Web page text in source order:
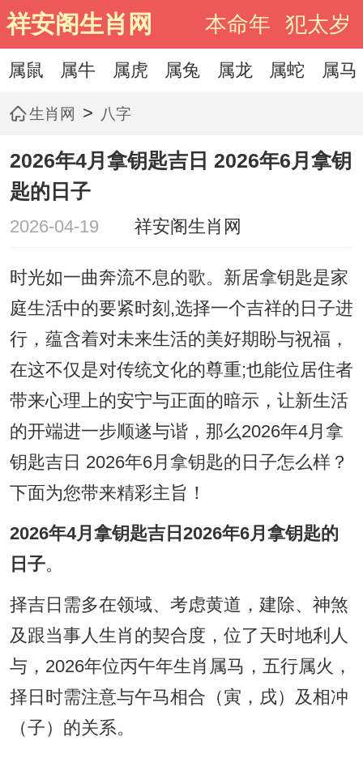
祥安阁生肖网 本命年 犯太岁
属鼠 属牛 属虎 属兔 属龙 属蛇 属马
生肖网 > 八字
2026年4月拿钥匙吉日 2026年6月拿钥
匙的日子
2026-04-19 祥安阁生肖网
时光如一曲奔流不息的歌。新居拿钥匙是家
庭生活中的要紧时刻,选择一个吉祥的日子进
行，蕴含着对未来生活的美好期盼与祝福，
在这不仅是对传统文化的尊重;也能位居住者
带来心理上的安宁与正面的暗示，让新生活
的开端进一步顺遂与谐，那么2026年4月拿
钥匙吉日 2026年6月拿钥匙的日子怎么样？
下面为您带来精彩主旨！
2026年4月拿钥匙吉日2026年6月拿钥匙的
日子。
择吉日需多在领域、考虑黄道，建除、神煞
及跟当事人生肖的契合度，位了天时地利人
与，2026年位丙午年生肖属马，五行属火，
择日时需注意与午马相合（寅，戌）及相冲
（子）的关系。